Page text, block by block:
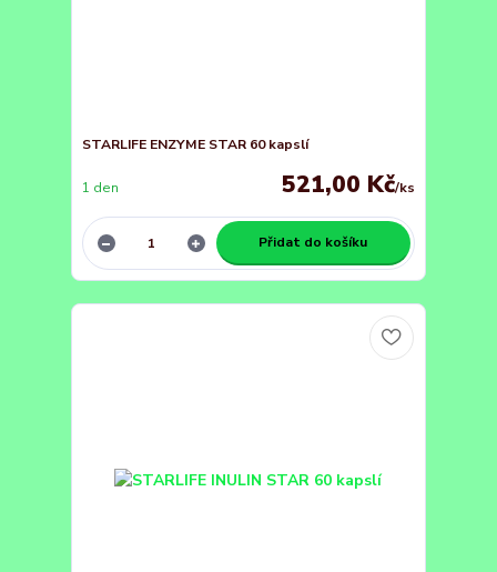
STARLIFE ENZYME STAR 60 kapslí
521,00 Kč/ks
1 den
Přidat do košíku